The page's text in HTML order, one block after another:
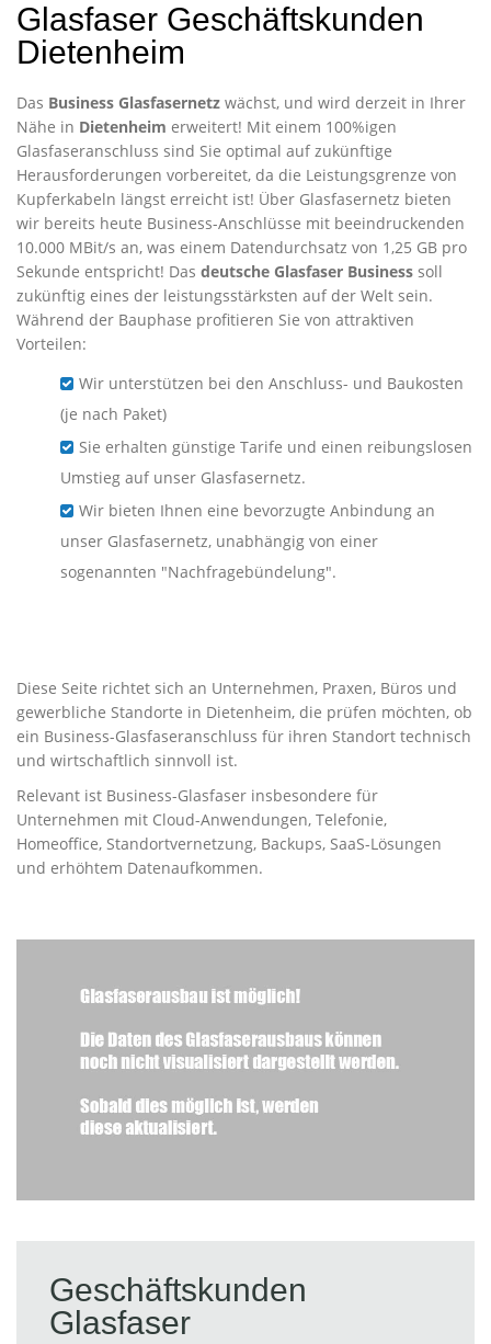
Glasfaser Geschäftskunden
Dietenheim
Das Business Glasfasernetz wächst, und wird derzeit in Ihrer
Nähe in Dietenheim erweitert! Mit einem 100%igen
Glasfaseranschluss sind Sie optimal auf zukünftige
Herausforderungen vorbereitet, da die Leistungsgrenze von
Kupferkabeln längst erreicht ist! Über Glasfasernetz bieten
wir bereits heute Business-Anschlüsse mit beeindruckenden
10.000 MBit/s an, was einem Datendurchsatz von 1,25 GB pro
Sekunde entspricht! Das deutsche Glasfaser Business soll
zukünftig eines der leistungsstärksten auf der Welt sein.
Während der Bauphase profitieren Sie von attraktiven
Vorteilen:
Wir unterstützen bei den Anschluss- und Baukosten
(je nach Paket)
Sie erhalten günstige Tarife und einen reibungslosen
Umstieg auf unser Glasfasernetz.
Wir bieten Ihnen eine bevorzugte Anbindung an
unser Glasfasernetz, unabhängig von einer
sogenannten "Nachfragebündelung".
Diese Seite richtet sich an Unternehmen, Praxen, Büros und
gewerbliche Standorte in Dietenheim, die prüfen möchten, ob
ein Business-Glasfaseranschluss für ihren Standort technisch
und wirtschaftlich sinnvoll ist.
Relevant ist Business-Glasfaser insbesondere für
Unternehmen mit Cloud-Anwendungen, Telefonie,
Homeoffice, Standortvernetzung, Backups, SaaS-Lösungen
und erhöhtem Datenaufkommen.
Geschäftskunden
Glasfaser